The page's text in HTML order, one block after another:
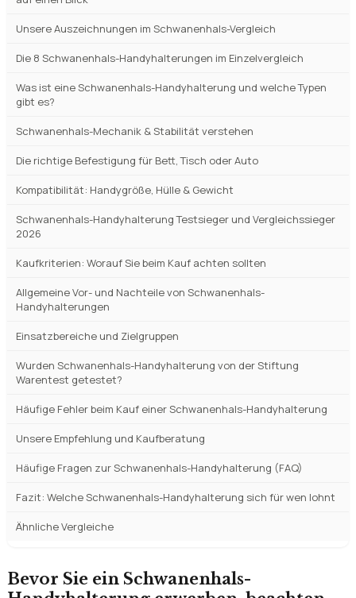
Bevor Sie ein Schwanenhals-
Unsere Auszeichnungen im Schwanenhals-Vergleich
Die 8 Schwanenhals-Handyhalterungen im Einzelvergleich
Was ist eine Schwanenhals-Handyhalterung und welche Typen
gibt es?
Schwanenhals-Mechanik & Stabilität verstehen
Die richtige Befestigung für Bett, Tisch oder Auto
Kompatibilität: Handygröße, Hülle & Gewicht
Schwanenhals-Handyhalterung Testsieger und Vergleichssieger
2026
Kaufkriterien: Worauf Sie beim Kauf achten sollten
Allgemeine Vor- und Nachteile von Schwanenhals-
Handyhalterungen
Einsatzbereiche und Zielgruppen
Wurden Schwanenhals-Handyhalterung von der Stiftung
Warentest getestet?
Häufige Fehler beim Kauf einer Schwanenhals-Handyhalterung
Unsere Empfehlung und Kaufberatung
Häufige Fragen zur Schwanenhals-Handyhalterung (FAQ)
Fazit: Welche Schwanenhals-Handyhalterung sich für wen lohnt
Ähnliche Vergleiche